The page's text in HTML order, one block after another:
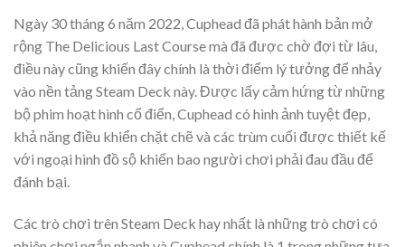
Ngày 30 tháng 6 năm 2022, Cuphead đã phát hành bản mở
rộng The Delicious Last Course mà đã được chờ đợi từ lâu,
điều này cũng khiến đây chính là thời điểm lý tưởng để nhảy
vào nền tảng Steam Deck này. Được lấy cảm hứng từ những
bộ phim hoạt hình cổ điển, Cuphead có hình ảnh tuyệt đẹp,
khả năng điều khiển chặt chẽ và các trùm cuối được thiết kế
với ngoại hình đồ sộ khiến bao người chơi phải đau đầu để
đánh bại.
Các trò chơi trên Steam Deck hay nhất là những trò chơi có